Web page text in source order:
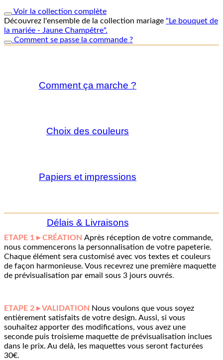
Voir la collection complète
Découvrez l'ensemble de la collection mariage "Le bouquet de
la mariée - Jaune Champêtre".
Comment se passe la commande ?
Comment ça marche ?
Choix des couleurs
Papiers et impressions
Délais & Livraisons
ETAPE 1 ▸ CRÉATION Après réception de votre commande,
nous commencerons la personnalisation de votre papeterie.
Chaque élément sera customisé avec vos textes et couleurs
de façon harmonieuse. Vous recevrez une première maquette
de prévisualisation par email sous 3 jours ouvrés.
ETAPE 2 ▸ VALIDATION Nous voulons que vous soyez
entièrement satisfaits de votre design. Aussi, si vous
souhaitez apporter des modifications, vous avez une
seconde puis troisieme maquette de prévisualisation inclues
dans le prix. Au delà, les maquettes vous seront facturées
30€.